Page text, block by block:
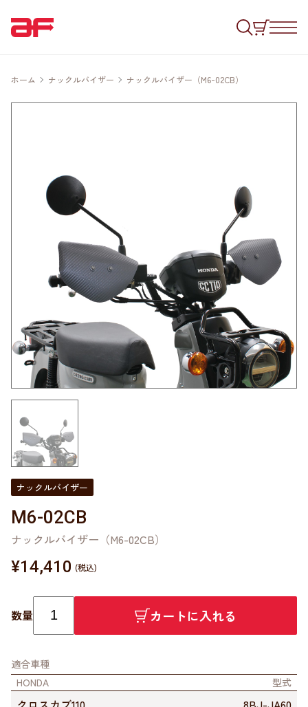
ホーム ナックルバイザー ナックルバイザー（M6-02CB）
ナックルバイザー
M6-02CB
ナックルバイザー（M6-02CB）
¥14,410
数量 カートに入れる
適合車種
HONDA
型式